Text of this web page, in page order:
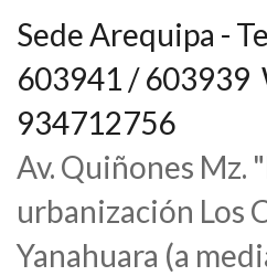
Sede Arequipa -
603941 / 603939
934712756
Av. Quiñones Mz.
urbanización Los
Yanahuara (a